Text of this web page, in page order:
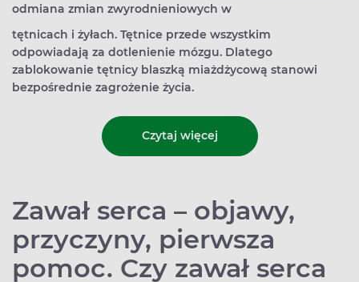
odmiana zmian zwyrodnieniowych w
tętnicach i żyłach. Tętnice przede wszystkim
odpowiadają za dotlenienie mózgu. Dlatego
zablokowanie tętnicy blaszką miażdżycową stanowi
bezpośrednie zagrożenie życia.
Czytaj więcej
Zawał serca – objawy,
przyczyny, pierwsza
pomoc. Czy zawał serca